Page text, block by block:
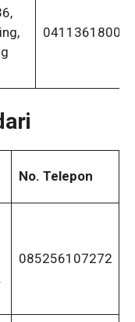
04113618004
No. Telepon
085256107272